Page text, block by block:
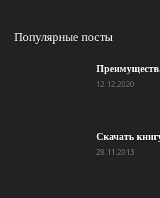
Популярные посты
12.12.2020
Скачать
28.11.2013